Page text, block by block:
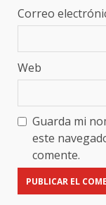
Correo
Web
Guarda mi
este
comente.